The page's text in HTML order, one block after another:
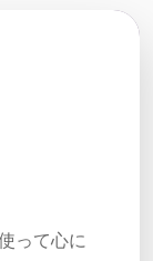
って心に